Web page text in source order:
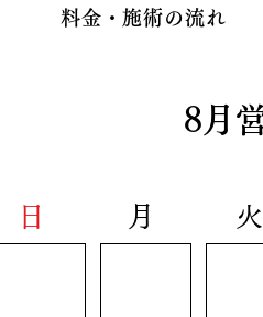
料金・施術の流れ
8月
日 月 ​火